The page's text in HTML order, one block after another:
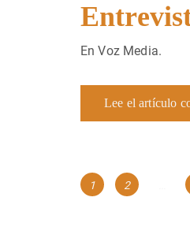
En Voz Media.
Lee el artículo
Página
1 Página
2